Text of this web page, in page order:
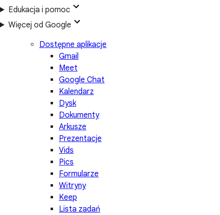
Edukacja i pomoc
Więcej od Google
Dostępne aplikacje
Gmail
Meet
Google Chat
Kalendarz
Dysk
Dokumenty
Arkusze
Prezentacje
Vids
Pics
Formularze
Witryny
Keep
Lista zadań